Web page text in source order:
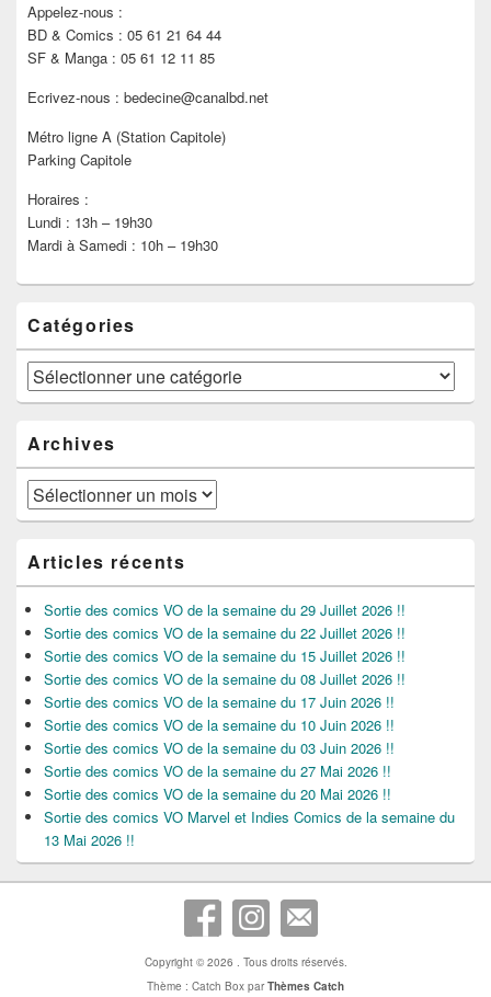
Appelez-nous :
BD & Comics : 05 61 21 64 44
SF & Manga : 05 61 12 11 85
Ecrivez-nous : bedecine@canalbd.net
Métro ligne A (Station Capitole)
Parking Capitole
Horaires :
Lundi : 13h – 19h30
Mardi à Samedi : 10h – 19h30
Catégories
Catégories
Archives
Archives
Articles récents
Sortie des comics VO de la semaine du 29 Juillet 2026 !!
Sortie des comics VO de la semaine du 22 Juillet 2026 !!
Sortie des comics VO de la semaine du 15 Juillet 2026 !!
Sortie des comics VO de la semaine du 08 Juillet 2026 !!
Sortie des comics VO de la semaine du 17 Juin 2026 !!
Sortie des comics VO de la semaine du 10 Juin 2026 !!
Sortie des comics VO de la semaine du 03 Juin 2026 !!
Sortie des comics VO de la semaine du 27 Mai 2026 !!
Sortie des comics VO de la semaine du 20 Mai 2026 !!
Sortie des comics VO Marvel et Indies Comics de la semaine du
13 Mai 2026 !!
Copyright © 2026 . Tous droits réservés.
Thème : Catch Box parThèmes Catch